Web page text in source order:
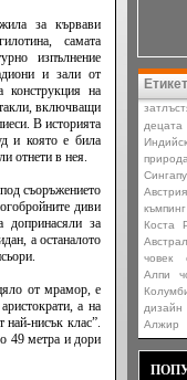
за кървави
самата
изпълнение
и зали от
конструкция на
включващи
В историята
и която е била
отнети в нея.
съоръжението
диви
допринасяли за
а останалото
от мрамор, е
а на
най-нисък клас”.
49 метра и дори
децата
природа
Австрия
къмпинг
Коста
човек
Алпи
дизайн
Алжир